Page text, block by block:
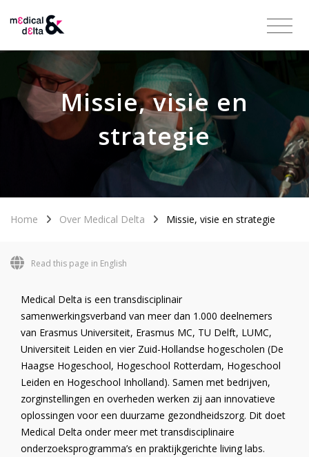
Missie, visie en
strategie
Home Over Medical Delta Missie, visie en strategie
Read this page in English
Medical Delta is een transdisciplinair
samenwerkingsverband van meer dan 1.000 deelnemers
van Erasmus Universiteit, Erasmus MC, TU Delft, LUMC,
Universiteit Leiden en vier Zuid-Hollandse hogescholen (De
Haagse Hogeschool, Hogeschool Rotterdam, Hogeschool
Leiden en Hogeschool Inholland). Samen met bedrijven,
zorginstellingen en overheden werken zij aan innovatieve
oplossingen voor een duurzame gezondheidszorg. Dit doet
Medical Delta onder meer met transdisciplinaire
onderzoeksprogramma’s en praktijkgerichte living labs.